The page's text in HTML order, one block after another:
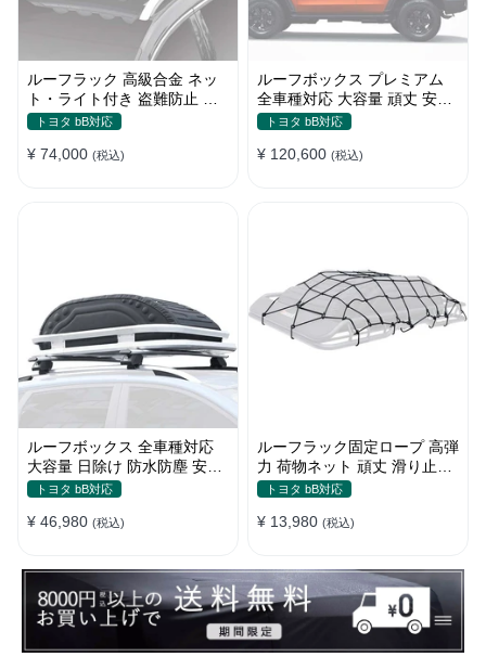
ルーフラック 高級合金 ネッ
ト・ライト付き 盗難防止 頑
丈 安定 分離式 大容量 ベース
トヨタ bB対応
¥ 74,000 (税込)
ルーフボックス プレミアム
全車種対応 大容量 頑丈 安定
贅沢使い心地 おしゃれ 多色
トヨタ bB対応
¥ 120,600 (税込)
ルーフボックス 全車種対応
大容量 日除け 防水防塵 安定
耐久 使い便利 折畳式 車用ラ
トヨタ bB対応
¥ 46,980 (税込)
ルーフラック固定ロープ 高弾
力 荷物ネット 頑丈 滑り止め
ストラップ付き ベースキャリ
トヨタ bB対応
¥ 13,980 (税込)